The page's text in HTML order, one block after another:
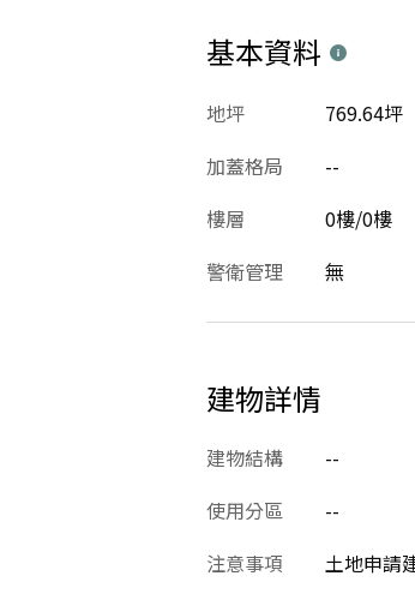
基本資料
地坪 769.64坪
加蓋格局
--
樓層
0樓/0樓
警衛管理
無
建物詳情
建物結構 --
使用分區
--
注意事項
土地申請